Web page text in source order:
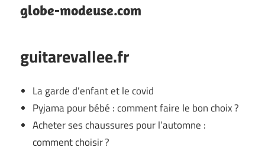
globe-modeuse.com
guitarevallee.fr
La garde d’enfant et le covid
Pyjama pour bébé : comment faire le bon choix ?
Acheter ses chaussures pour l’automne :
comment choisir ?